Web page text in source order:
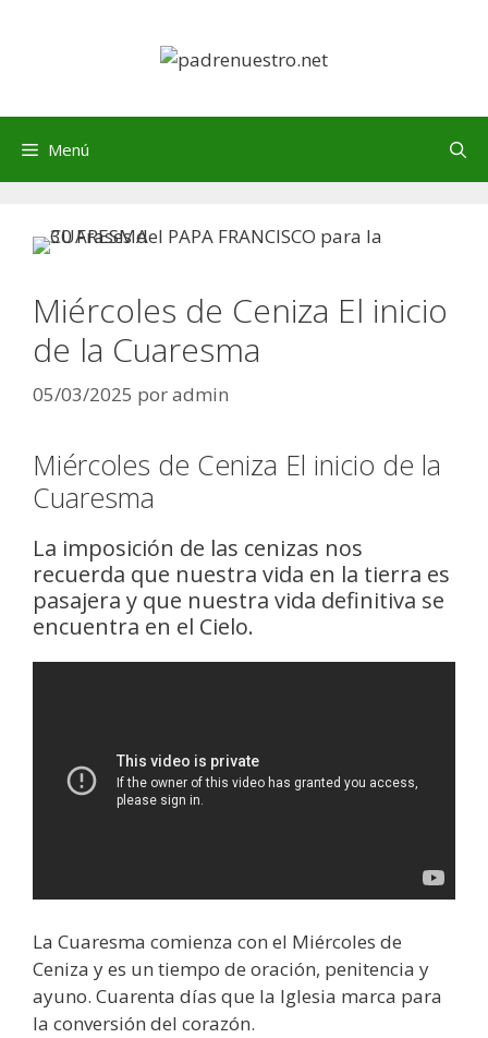
Menú
Miércoles de Ceniza El inicio
de la Cuaresma
05/03/2025 poradmin
Miércoles de Ceniza El inicio de la
Cuaresma
La imposición de las cenizas nos
recuerda que nuestra vida en la tierra es
pasajera y que nuestra vida definitiva se
encuentra en el Cielo.
La Cuaresma comienza con el Miércoles de
Ceniza y es un tiempo de oración, penitencia y
ayuno. Cuarenta días que la Iglesia marca para
la conversión del corazón.